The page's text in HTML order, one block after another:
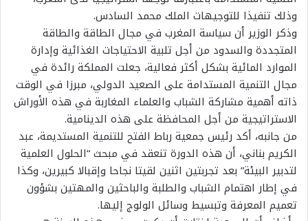
وذلك تنفيذا للتوجيهات الملك محمد السادس.
وذكر الوزير أن سياسة المغرب في مجال الطاقة والطاقة
المتجددة والسدود من أجل تلبية الاحتياجات الغذائية وإدارة
الموارد المائية بشكل أكثر فعالية، جعلت المملكة رائدة في
مجال التنمية المستدامة على الصعيد الدولي، مبرزا في الوقت
ذاته أهمية مشاركة الشباب والعلماء المغاربة في هذه الأوراش
الاستراتيجية من أجل المحافظة على هذه الدينامية.
من جانبه، أكد رئيس جمعية رباط الفتح للتنمية المستديمة، عبد
الكريم بناني، أن هذه الدورة تنعقد في مبحث “الحلول العلمية
لتدبير البيئة” بعد تجربتين اثنين لقيتا نجاحا وإقبالا كبيرين، وكذا
في إطار اهتمام الشباب والطلبة والباحثين والمهتين بشؤون
تعميم المعرفة وتبسيط وسائل الولوج إليها.